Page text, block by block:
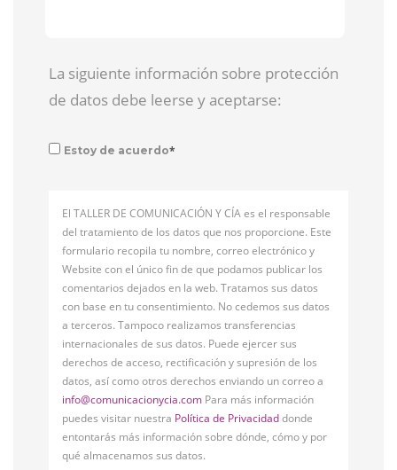
La siguiente información sobre protección
de datos debe leerse y aceptarse:
Estoy de acuerdo*
El TALLER DE COMUNICACIÓN Y CÍA es el responsable
del tratamiento de los datos que nos proporcione. Este
formulario recopila tu nombre, correo electrónico y
Website con el único fin de que podamos publicar los
comentarios dejados en la web. Tratamos sus datos
con base en tu consentimiento. No cedemos sus datos
a terceros. Tampoco realizamos transferencias
internacionales de sus datos. Puede ejercer sus
derechos de acceso, rectificación y supresión de los
datos, así como otros derechos enviando un correo a
info@comunicacionycia.com Para más información
puedes visitar nuestra Política de Privacidaddonde
entontarás más información sobre dónde, cómo y por
qué almacenamos sus datos.